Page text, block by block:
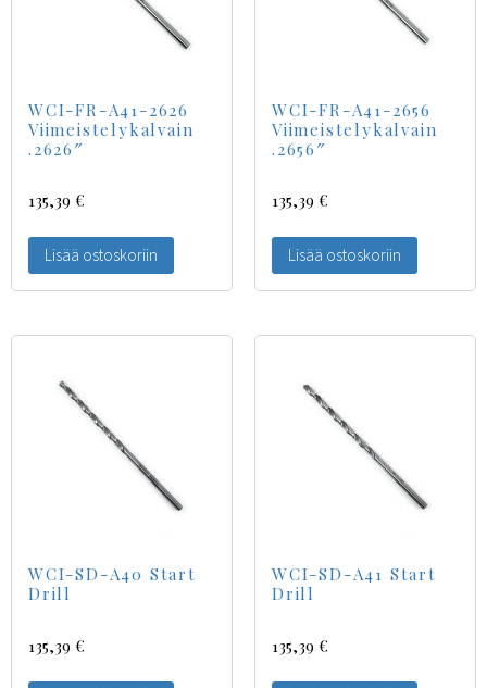
WCI-FR-A41-2626
Viimeistelykalvain
.2626″
135,39 €
Lisää ostoskoriin
WCI-FR-A41-2656
Viimeistelykalvain
.2656″
135,39 €
Lisää ostoskoriin
WCI-SD-A40 Start
Drill
135,39 €
WCI-SD-A41 Start
Drill
135,39 €